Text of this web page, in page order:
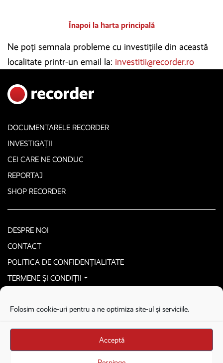
Folosim cookie-uri pentru a ne optimiza site-ul și serviciile.
Acceptă
Înapoi la harta principală
Ne poți semnala probleme cu investițiile din această
localitate printr-un email la: investitii@recorder.ro
DOCUMENTARELE RECORDER
INVESTIGAȚII
CEI CARE NE CONDUC
REPORTAJ
SHOP RECORDER
DESPRE NOI
CONTACT
POLITICA DE CONFIDENȚIALITATE
TERMENE ȘI CONDIȚII
Stega creative
Brandul Recorder e operat de Asociația Recorder Community, sub licența SC